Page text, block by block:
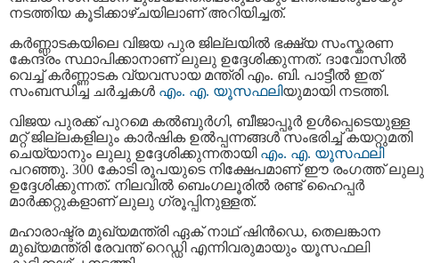
നടത്തിയ കൂടിക്കാഴ്ചയിലാണ് അറിയിച്ചത്.
കർണ്ണാടകയിലെ വിജയ പുര ജില്ലയിൽ ഭക്ഷ്യ സംസ്കരണ
കേന്ദ്രം സ്ഥാപിക്കാനാണ് ലുലു ഉദ്ദേശിക്കുന്നത്. ദാവോസിൽ
വെച്ച് കർണ്ണാടക വ്യവസായ മന്ത്രി എം. ബി. പാട്ടീൽ ഇത്
സംബന്ധിച്ച ചർച്ചകൾ എം. എ. യൂസഫലിയുമായി നടത്തി.
വിജയ പുരക്ക് പുറമെ കൽബുർഗി, ബീജാപ്പൂർ ഉൾപ്പെടെയുള്ള
മറ്റ് ജില്ലകളിലും കാർഷിക ഉൽപ്പന്നങ്ങൾ സംഭരിച്ച് കയറ്റുമതി
ചെയ്യാനും ലുലു ഉദ്ദേശിക്കുന്നതായി എം. എ. യൂസഫലി
പറഞ്ഞു. 300 കോടി രൂപയുടെ നിക്ഷേപമാണ് ഈ രംഗത്ത് ലുലു
ഉദ്ദേശിക്കുന്നത്. നിലവിൽ ബെംഗലൂരിൽ രണ്ട് ഹൈപ്പർ
മാർക്കറ്റുകളാണ് ലുലു ഗ്രൂപ്പിനുള്ളത്.
മഹാരാഷ്ട്ര മുഖ്യമന്ത്രി ഏക് നാഥ് ഷിൻഡെ, തെലങ്കാന
മുഖ്യമന്ത്രി രേവന്ത് റെഡ്ഡി എന്നിവരുമായും യൂസഫലി